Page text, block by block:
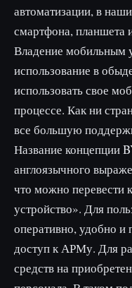
автоматизации, в
смартфона, планшета
Владение мобильным
использование в
использовать свое
процессе. Как ни
все большую
Название концепции
англоязычного
что можно перевести
устройство». Для
оперативно, удобно и
доступ к АРМу. Для
средств на